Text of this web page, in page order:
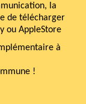
la
de télécharger
ou AppleStore
à
!